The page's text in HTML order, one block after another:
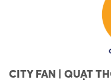
CITY FAN | QUẠT